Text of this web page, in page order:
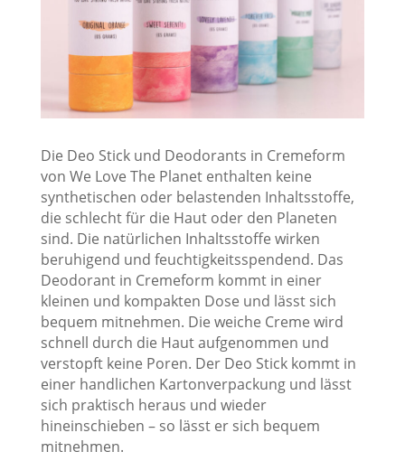
Die Deo Stick und Deodorants in Cremeform
von We Love The Planet enthalten keine
synthetischen oder belastenden Inhaltsstoffe,
die schlecht für die Haut oder den Planeten
sind. Die natürlichen Inhaltsstoffe wirken
beruhigend und feuchtigkeitsspendend. Das
Deodorant in Cremeform kommt in einer
kleinen und kompakten Dose und lässt sich
bequem mitnehmen. Die weiche Creme wird
schnell durch die Haut aufgenommen und
verstopft keine Poren. Der Deo Stick kommt in
einer handlichen Kartonverpackung und lässt
sich praktisch heraus und wieder
hineinschieben – so lässt er sich bequem
mitnehmen.